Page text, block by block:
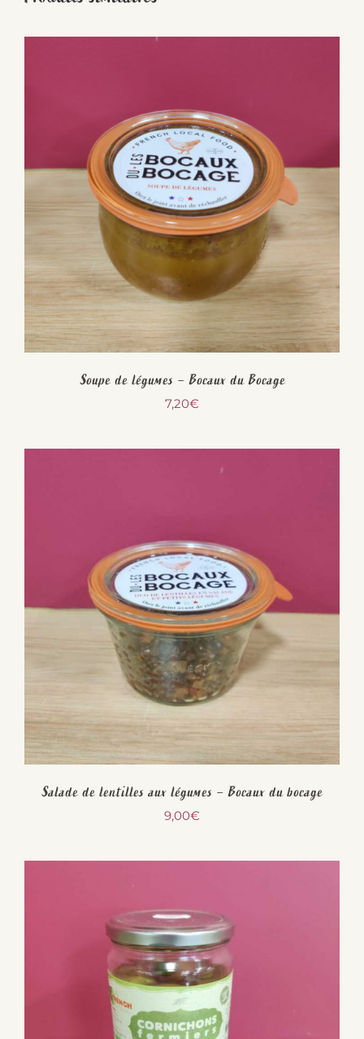
Soupe de légumes – Bocaux du Bocage
7,20€
Salade de lentilles aux légumes – Bocaux du bocage
9,00€